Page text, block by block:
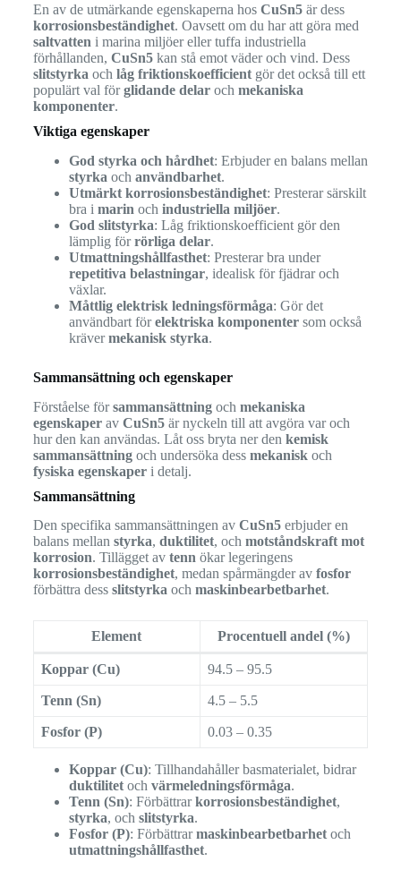
En av de utmärkande egenskaperna hos CuSn5är dess
korrosionsbeständighet. Oavsett om du har att göra med
saltvatten i marina miljöer eller tuffa industriella
förhållanden, CuSn5kan stå emot väder och vind. Dess
slitstyrka och låg friktionskoefficientgör det också till ett
populärt val förglidande delaroch mekaniska
komponenter.
Viktiga egenskaper
God styrka och hårdhet: Erbjuder en balans mellan
styrka och användbarhet.
Utmärkt korrosionsbeständighet: Presterar särskilt
bra i marin och industriella miljöer.
God slitstyrka: Låg friktionskoefficient gör den
lämplig förrörliga delar.
Utmattningshållfasthet: Presterar bra under
repetitiva belastningar, idealisk för fjädrar och
växlar.
Måttlig elektrisk ledningsförmåga: Gör det
användbart förelektriska komponentersom också
krävermekanisk styrka.
Sammansättning och egenskaper
Förståelse försammansättningoch mekaniska
egenskaperav CuSn5är nyckeln till att avgöra var och
hur den kan användas. Låt oss bryta ner den kemisk
sammansättningoch undersöka dess mekaniskoch
fysiska egenskaperi detalj.
Sammansättning
Den specifika sammansättningen av CuSn5erbjuder en
balans mellan styrka, duktilitet, och motståndskraft mot
korrosion. Tillägget av tenn ökar legeringens
korrosionsbeständighet, medan spårmängder av fosfor
förbättra dess slitstyrka och maskinbearbetbarhet.
Element Procentuell andel (%)
Koppar (Cu) 94.5 – 95.5
Tenn (Sn) 4.5 – 5.5
Fosfor (P) 0.03 – 0.35
Koppar (Cu): Tillhandahåller basmaterialet, bidrar
duktilitetoch värmeledningsförmåga.
Tenn (Sn): Förbättrarkorrosionsbeständighet,
styrka, och slitstyrka.
Fosfor (P): Förbättrarmaskinbearbetbarhetoch
utmattningshållfasthet.